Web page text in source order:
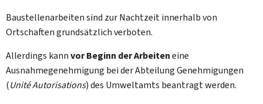
Baustellenarbeiten sind zur Nachtzeit innerhalb von
Ortschaften grundsätzlich verboten.
Allerdings kannvor Beginn der Arbeiteneine
Ausnahmegenehmigung bei der Abteilung Genehmigungen
(Unité Autorisations) des Umweltamts beantragt werden.